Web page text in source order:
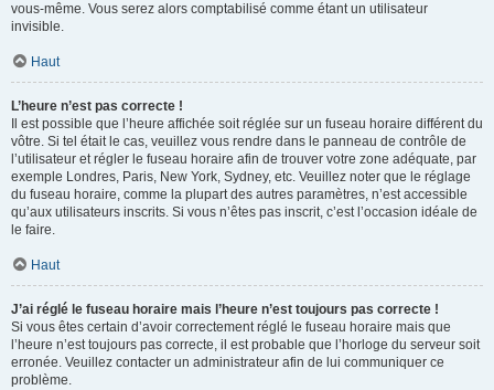
vous-même. Vous serez alors comptabilisé comme étant un utilisateur
invisible.
Haut
L’heure n’est pas correcte !
Il est possible que l’heure affichée soit réglée sur un fuseau horaire différent du
vôtre. Si tel était le cas, veuillez vous rendre dans le panneau de contrôle de
l’utilisateur et régler le fuseau horaire afin de trouver votre zone adéquate, par
exemple Londres, Paris, New York, Sydney, etc. Veuillez noter que le réglage
du fuseau horaire, comme la plupart des autres paramètres, n’est accessible
qu’aux utilisateurs inscrits. Si vous n’êtes pas inscrit, c’est l’occasion idéale de
le faire.
Haut
J’ai réglé le fuseau horaire mais l’heure n’est toujours pas correcte !
Si vous êtes certain d’avoir correctement réglé le fuseau horaire mais que
l’heure n’est toujours pas correcte, il est probable que l’horloge du serveur soit
erronée. Veuillez contacter un administrateur afin de lui communiquer ce
problème.